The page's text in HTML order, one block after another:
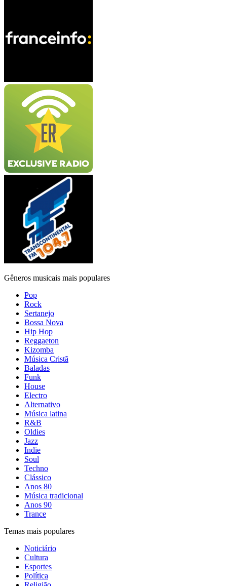
Gêneros musicais mais populares
Pop
Rock
Sertanejo
Bossa Nova
Hip Hop
Reggaeton
Kizomba
Música Cristã
Baladas
Funk
House
Electro
Alternativo
Música latina
R&B
Oldies
Jazz
Indie
Soul
Techno
Clássico
Anos 80
Música tradicional
Anos 90
Trance
Temas mais populares
Noticiário
Cultura
Esportes
Política